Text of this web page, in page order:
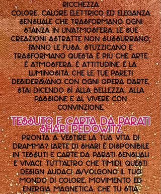
ricchezza
Colore, calore elettrico ed eleganza
sensuale che trasformano ogni
stanza in un'atmosfera. Le sue
creazioni astratte non sussurrano;
fanno le fusa, stuzzicano e
trasformano. Questa è più che arte.
È atmosfera. È attitudine. È la
luminosità che le tue pareti
desideravano. Con ogni opera d'arte,
stai dicendo sì alla bellezza, alla
passione e al vivere con
convinzione.
Tessuto e carta da parati
Shari Pedowitz
Pronta a vestire la tua vita di
dramma? L'arte di Shari è disponibile
in tessuti e carte da parati sensuali
e vivaci, tutt'altro che timidi. Questi
design audaci avvolgono il tuo
mondo di colore, movimento ed
energia magnetica. Che tu stia